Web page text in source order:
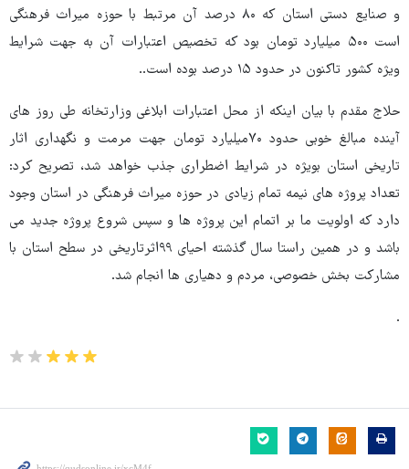
و صنایع دستی استان که ۸۰ درصد آن مرتبط با حوزه میراث فرهنگی
است ۵۰۰ میلیارد تومان بود که تخصیص اعتبارات آن به جهت شرایط
ویژه کشور تاکنون در حدود ۱۵ درصد بوده است..
حلاج مقدم با بیان اینکه از محل اعتبارات ابلاغی وزارتخانه طی روز های
آینده مبالغ خوبی حدود ۷۰میلیارد تومان جهت مرمت و نگهداری اثار
تاریخی استان بویژه در شرایط اضطراری جذب خواهد شد، تصریح کرد:
تعداد پروژه های نیمه تمام زیادی در حوزه میراث فرهنگی در استان وجود
دارد که اولویت ما بر اتمام این پروژه ها و سپس شروع پروژه جدید می
باشد و در همین راستا سال گذشته احیای ۹۹اثرتاریخی در سطح استان با
مشارکت بخش خصوصی، مردم و دهیاری ها انجام شد.
.